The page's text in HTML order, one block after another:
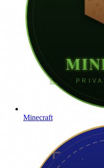
Minecraft